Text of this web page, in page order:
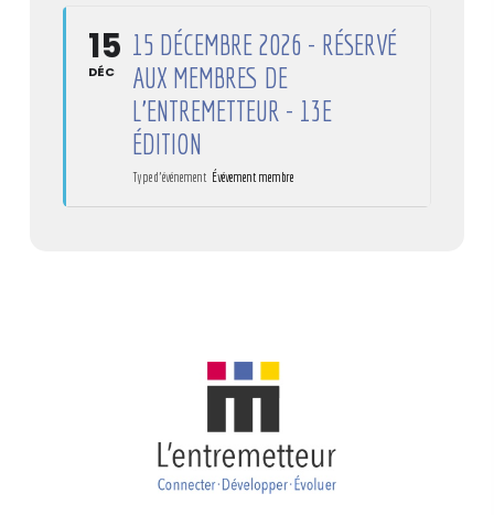
15
DÉC
15 DÉCEMBRE 2026 - RÉSERVÉ
AUX MEMBRES DE
L'ENTREMETTEUR - 13E
ÉDITION
Type d'événement Évévement membre